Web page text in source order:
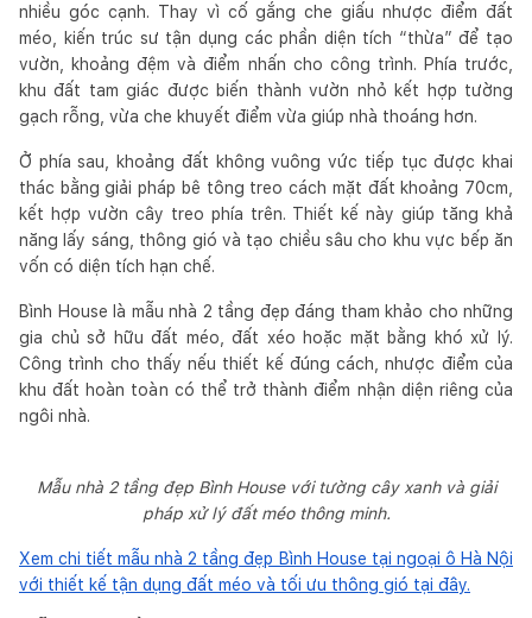
nhiều góc cạnh. Thay vì cố gắng che giấu nhược điểm đất
méo, kiến trúc sư tận dụng các phần diện tích “thừa” để tạo
vườn, khoảng đệm và điểm nhấn cho công trình. Phía trước,
khu đất tam giác được biến thành vườn nhỏ kết hợp tường
gạch rỗng, vừa che khuyết điểm vừa giúp nhà thoáng hơn.
Ở phía sau, khoảng đất không vuông vức tiếp tục được khai
thác bằng giải pháp bê tông treo cách mặt đất khoảng 70cm,
kết hợp vườn cây treo phía trên. Thiết kế này giúp tăng khả
năng lấy sáng, thông gió và tạo chiều sâu cho khu vực bếp ăn
vốn có diện tích hạn chế.
Bình House là mẫu nhà 2 tầng đẹp đáng tham khảo cho những
gia chủ sở hữu đất méo, đất xéo hoặc mặt bằng khó xử lý.
Công trình cho thấy nếu thiết kế đúng cách, nhược điểm của
khu đất hoàn toàn có thể trở thành điểm nhận diện riêng của
ngôi nhà.
Mẫu nhà 2 tầng đẹp Bình House với tường cây xanh và giải
pháp xử lý đất méo thông minh.
Xem chi tiết mẫu nhà 2 tầng đẹp Bình House tại ngoại ô Hà Nội
với thiết kế tận dụng đất méo và tối ưu thông gió tại đây.